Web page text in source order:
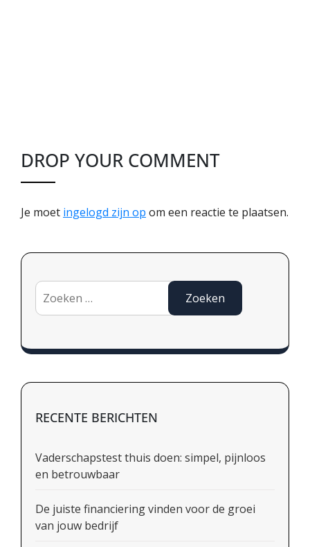
DROP YOUR COMMENT
Je moet ingelogd zijn op om een reactie te plaatsen.
Zoeken
naar:
RECENTE BERICHTEN
Vaderschapstest thuis doen: simpel, pijnloos
en betrouwbaar
De juiste financiering vinden voor de groei
van jouw bedrijf